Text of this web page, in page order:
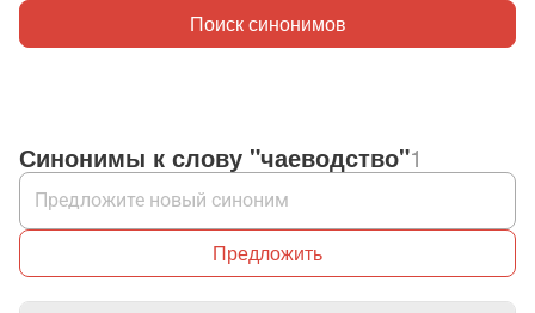
Поиск синонимов
Синонимы к слову "чаеводство"1
Предложить